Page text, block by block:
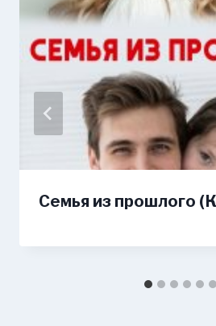
Семья из прошлого